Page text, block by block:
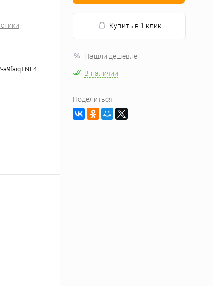
a9faiqTNE4
Купить в 1 клик
Нашли дешевле
В наличии
Поделиться